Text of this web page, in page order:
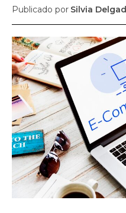
SUBSCRIBE
Welcome to Liberty
We have a curated list of
across the globe. With any
toexclusive articles that
Your Profile
NEWS LIFESTYLE
Publicado por Silvia